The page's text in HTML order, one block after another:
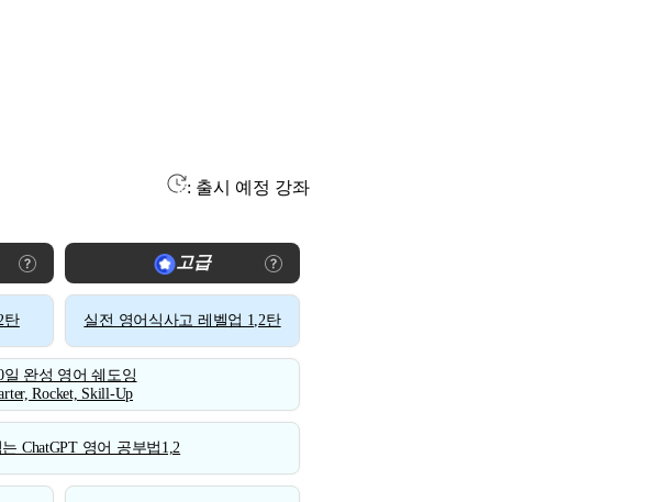
: 출시 예정 강좌
고급
탄 실전 영어식사고 레벨업 1,2탄
일 완성 영어 쉐도잉
Rocket, Skill-Up
ChatGPT 영어 공부법1,2